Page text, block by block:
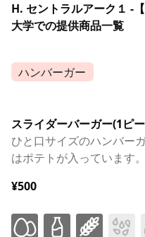
H. セントラルアーク１ -
大学での提供商品一覧
ハンバーガー
スライダーバーガー(1ピ
ひと口サイズのハンバー
はポテトが入っています。
¥500